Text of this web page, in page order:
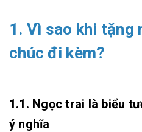
1. Vì sao khi tặng
chúc đi kèm?
1.1. Ngọc trai là biểu
ý nghĩa